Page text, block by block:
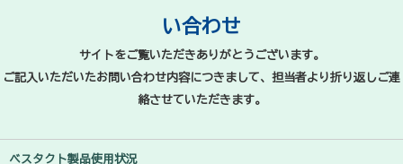
い合わせ
サイトをご覧いただきありがとうございます。
ご記入いただいたお問い合わせ内容につきまして、担当者より折り返しご連
絡させていただきます。
ベスタクト製品使用状況